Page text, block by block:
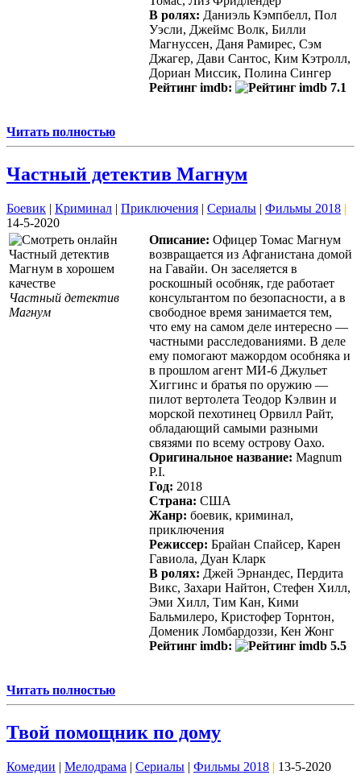
В ролях: Даниэль Кэмпбелл, Пол
Уэсли, Джеймс Волк, Билли
Магнуссен, Даня Рамирес, Сэм
Джагер, Дави Сантос, Ким Кэтролл,
Дориан Миссик, Полина Сингер
Рейтинг imdb:
7.1
Читать полностью
Частный детектив Магнум
Боевик | Криминал | Приключения | Сериалы | Фильмы 2018 |
14-5-2020
Частный детектив
Магнум
Описание: Офицер Томас Магнум
возвращается из Афганистана домой
на Гавайи. Он заселяется в
роскошный особняк, где работает
консультантом по безопасности, а в
свободное время занимается тем,
что ему на самом деле интересно —
частными расследованиями. В деле
ему помогают мажордом особняка и
в прошлом агент МИ-6 Джульет
Хиггинс и братья по оружию —
пилот вертолета Теодор Кэлвин и
морской пехотинец Орвилл Райт,
обладающий самыми разными
связями по всему острову Оахо.
Оригинальное название: Magnum
P.I.
Год: 2018
Страна: США
Жанр: боевик, криминал,
приключения
Режиссер: Брайан Спайсер, Карен
Гавиола, Дуан Кларк
В ролях: Джей Эрнандес, Пердита
Викс, Захари Найтон, Стефен Хилл,
Эми Хилл, Тим Кан, Кими
Бальмилеро, Кристофер Торнтон,
Доменик Ломбардоззи, Кен Жонг
Рейтинг imdb:
5.5
Читать полностью
Твой помощник по дому
Комедии | Мелодрама | Сериалы | Фильмы 2018 | 13-5-2020